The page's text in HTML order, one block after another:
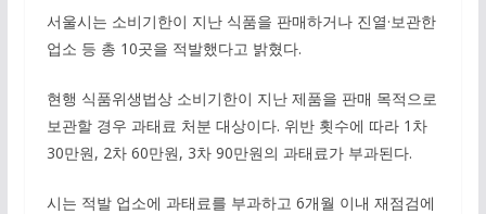
서울시는 소비기한이 지난 식품을 판매하거나 진열·보관한
업소 등 총 10곳을 적발했다고 밝혔다.
현행 식품위생법상 소비기한이 지난 제품을 판매 목적으로
보관할 경우 과태료 처분 대상이다. 위반 횟수에 따라 1차
30만원, 2차 60만원, 3차 90만원의 과태료가 부과된다.
시는 적발 업소에 과태료를 부과하고 6개월 이내 재점검에